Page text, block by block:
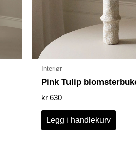
Interiør
Pink Tulip
kr 630
Legg i handlekurv